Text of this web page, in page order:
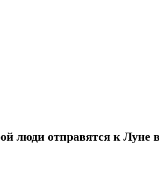
люди отправятся к Луне